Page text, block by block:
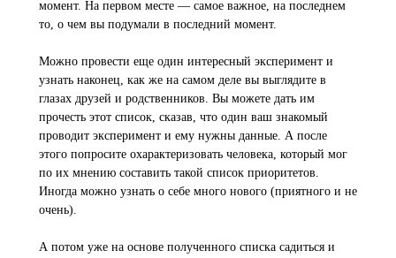
момент. На первом месте — самое важное, на последнем
то, о чем вы подумали в последний момент.
Можно провести еще один интересный эксперимент и
узнать наконец, как же на самом деле вы выглядите в
глазах друзей и родственников. Вы можете дать им
прочесть этот список, сказав, что один ваш знакомый
проводит эксперимент и ему нужны данные. А после
этого попросите охарактеризовать человека, который мог
по их мнению составить такой список приоритетов.
Иногда можно узнать о себе много нового (приятного и не
очень).
А потом уже на основе полученного списка садиться и